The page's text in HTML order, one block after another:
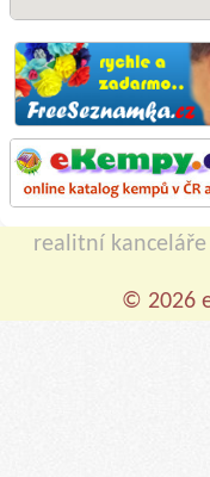
realitní kanceláře
© 2026